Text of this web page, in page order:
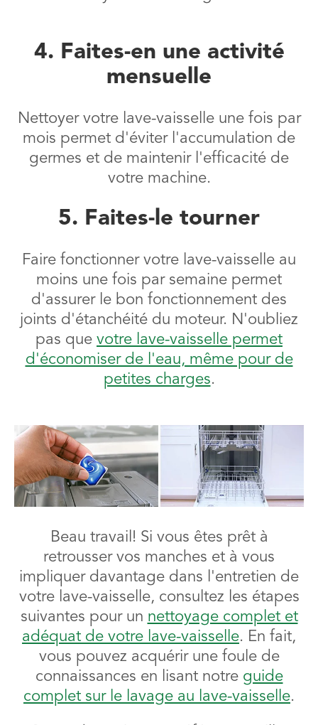
4. Faites-en une activité
mensuelle
Nettoyer votre lave-vaisselle une fois par
mois permet d'éviter l'accumulation de
germes et de maintenir l'efficacité de
votre machine.
5. Faites-le tourner
Faire fonctionner votre lave-vaisselle au
moins une fois par semaine permet
d'assurer le bon fonctionnement des
joints d'étanchéité du moteur. N'oubliez
pas que votre lave-vaisselle permet
d'économiser de l'eau, même pour de
petites charges.
Beau travail! Si vous êtes prêt à
retrousser vos manches et à vous
impliquer davantage dans l'entretien de
votre lave-vaisselle, consultez les étapes
suivantes pour un nettoyage complet et
adéquat de votre lave-vaisselle. En fait,
vous pouvez acquérir une foule de
connaissances en lisant notre guide
complet sur le lavage au lave-vaisselle.